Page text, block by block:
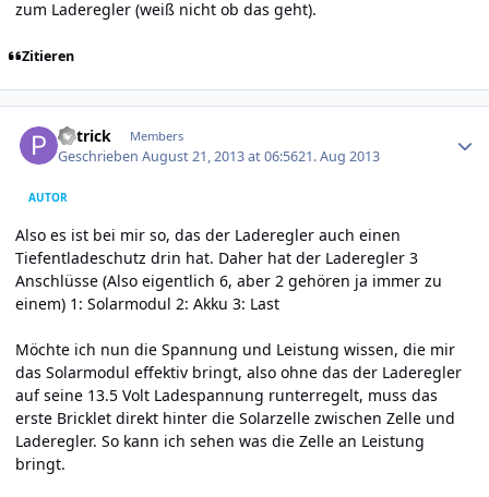
zum Laderegler (weiß nicht ob das geht).
Zitieren
P4trick Members
GeschriebenAugust 21, 2013 at 06:5621. Aug 2013
AUTOR
Also es ist bei mir so, das der Laderegler auch einen
Tiefentladeschutz drin hat. Daher hat der Laderegler 3
Anschlüsse (Also eigentlich 6, aber 2 gehören ja immer zu
einem) 1: Solarmodul 2: Akku 3: Last
Möchte ich nun die Spannung und Leistung wissen, die mir
das Solarmodul effektiv bringt, also ohne das der Laderegler
auf seine 13.5 Volt Ladespannung runterregelt, muss das
erste Bricklet direkt hinter die Solarzelle zwischen Zelle und
Laderegler. So kann ich sehen was die Zelle an Leistung
bringt.